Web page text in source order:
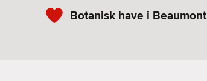
Botanisk have i Beaumont